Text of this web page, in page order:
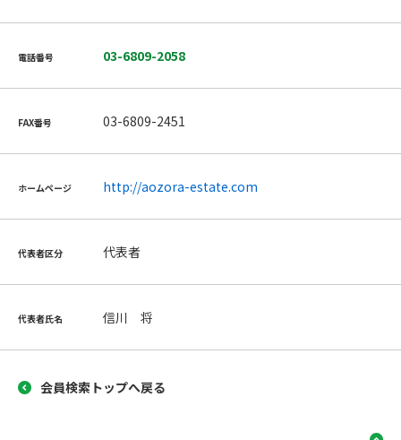
電話番号 03-6809-2058
FAX番号 03-6809-2451
ホームページ http://aozora-estate.com
代表者区分 代表者
代表者氏名 信川 将
会員検索トップへ戻る